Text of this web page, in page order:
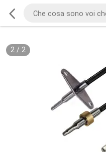
2/ 2